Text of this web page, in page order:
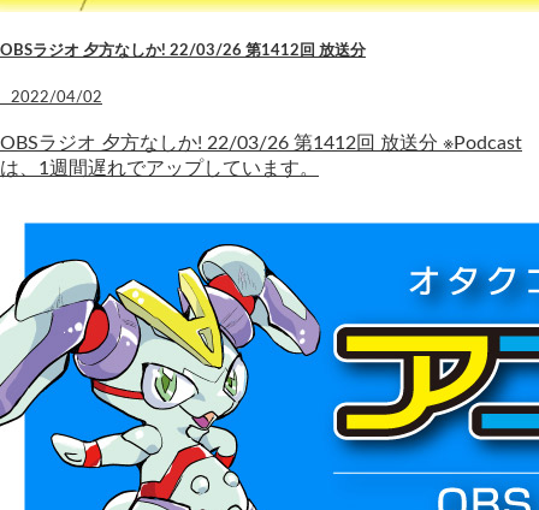
OBSラジオ 夕方なしか! 22/03/26 第1412回 放送分
2022/04/02
OBSラジオ 夕方なしか! 22/03/26 第1412回 放送分 ※Podcast
は、1週間遅れでアップしています。